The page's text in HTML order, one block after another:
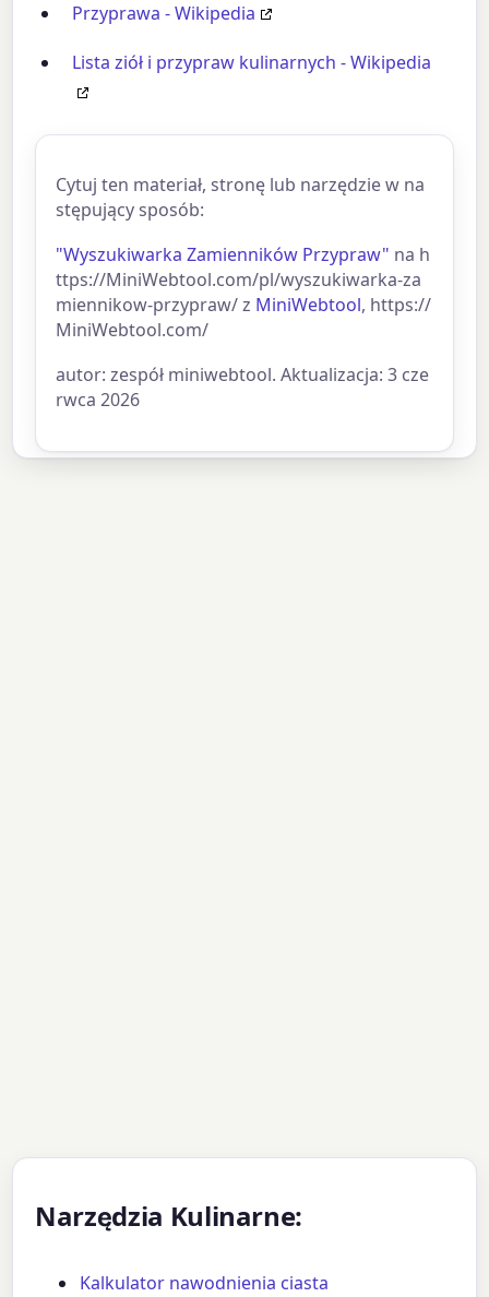
Przyprawa - Wikipedia
Lista ziół i przypraw kulinarnych - Wikipedia
Cytuj ten materiał, stronę lub narzędzie w na
stępujący sposób:
"Wyszukiwarka Zamienników Przypraw" na h
ttps://MiniWebtool.com/pl/wyszukiwarka-za
miennikow-przypraw/ z MiniWebtool, https://
MiniWebtool.com/
autor: zespół miniwebtool. Aktualizacja: 3 cze
rwca 2026
Narzędzia Kulinarne:
Kalkulator nawodnienia ciasta